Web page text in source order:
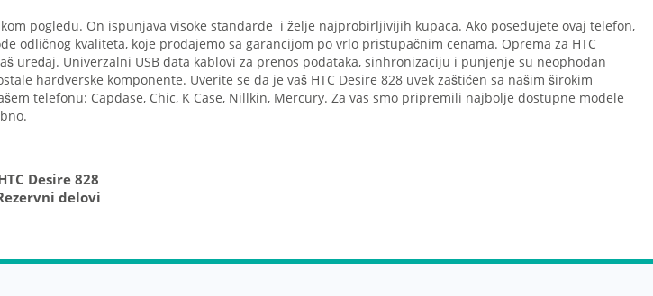
pogledu. On ispunjava visoke standarde i želje najprobirljivijih kupaca. Ako posedujete ovaj telefon,
odličnog kvaliteta, koje prodajemo sa garancijom po vrlo pristupačnim cenama. Oprema za HTC
uređaj. Univerzalni USB data kablovi za prenos podataka, sinhronizaciju i punjenje su neophodan
hardverske komponente. Uverite se da je vaš HTC Desire 828 uvek zaštićen sa našim širokim
telefonu: Capdase, Chic, K Case, Nillkin, Mercury. Za vas smo pripremili najbolje dostupne modele
Desire 828
delovi